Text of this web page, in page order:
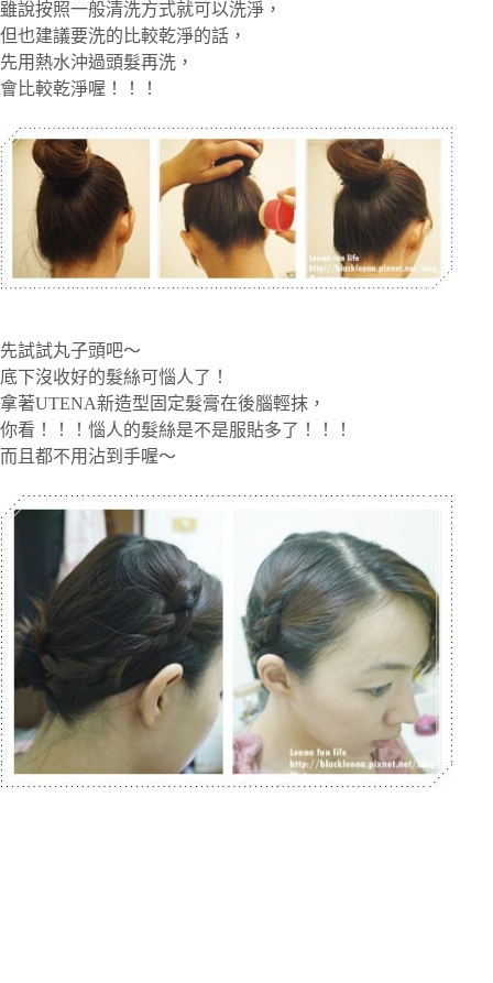
雖說按照一般清洗方式就可以洗淨，
但也建議要洗的比較乾淨的話，
先用熱水沖過頭髮再洗，
會比較乾淨喔！！！
先試試丸子頭吧～
底下沒收好的髮絲可惱人了！
拿著UTENA新造型固定髮膏在後腦輕抹，
你看！！！惱人的髮絲是不是服貼多了！！！
而且都不用沾到手喔～